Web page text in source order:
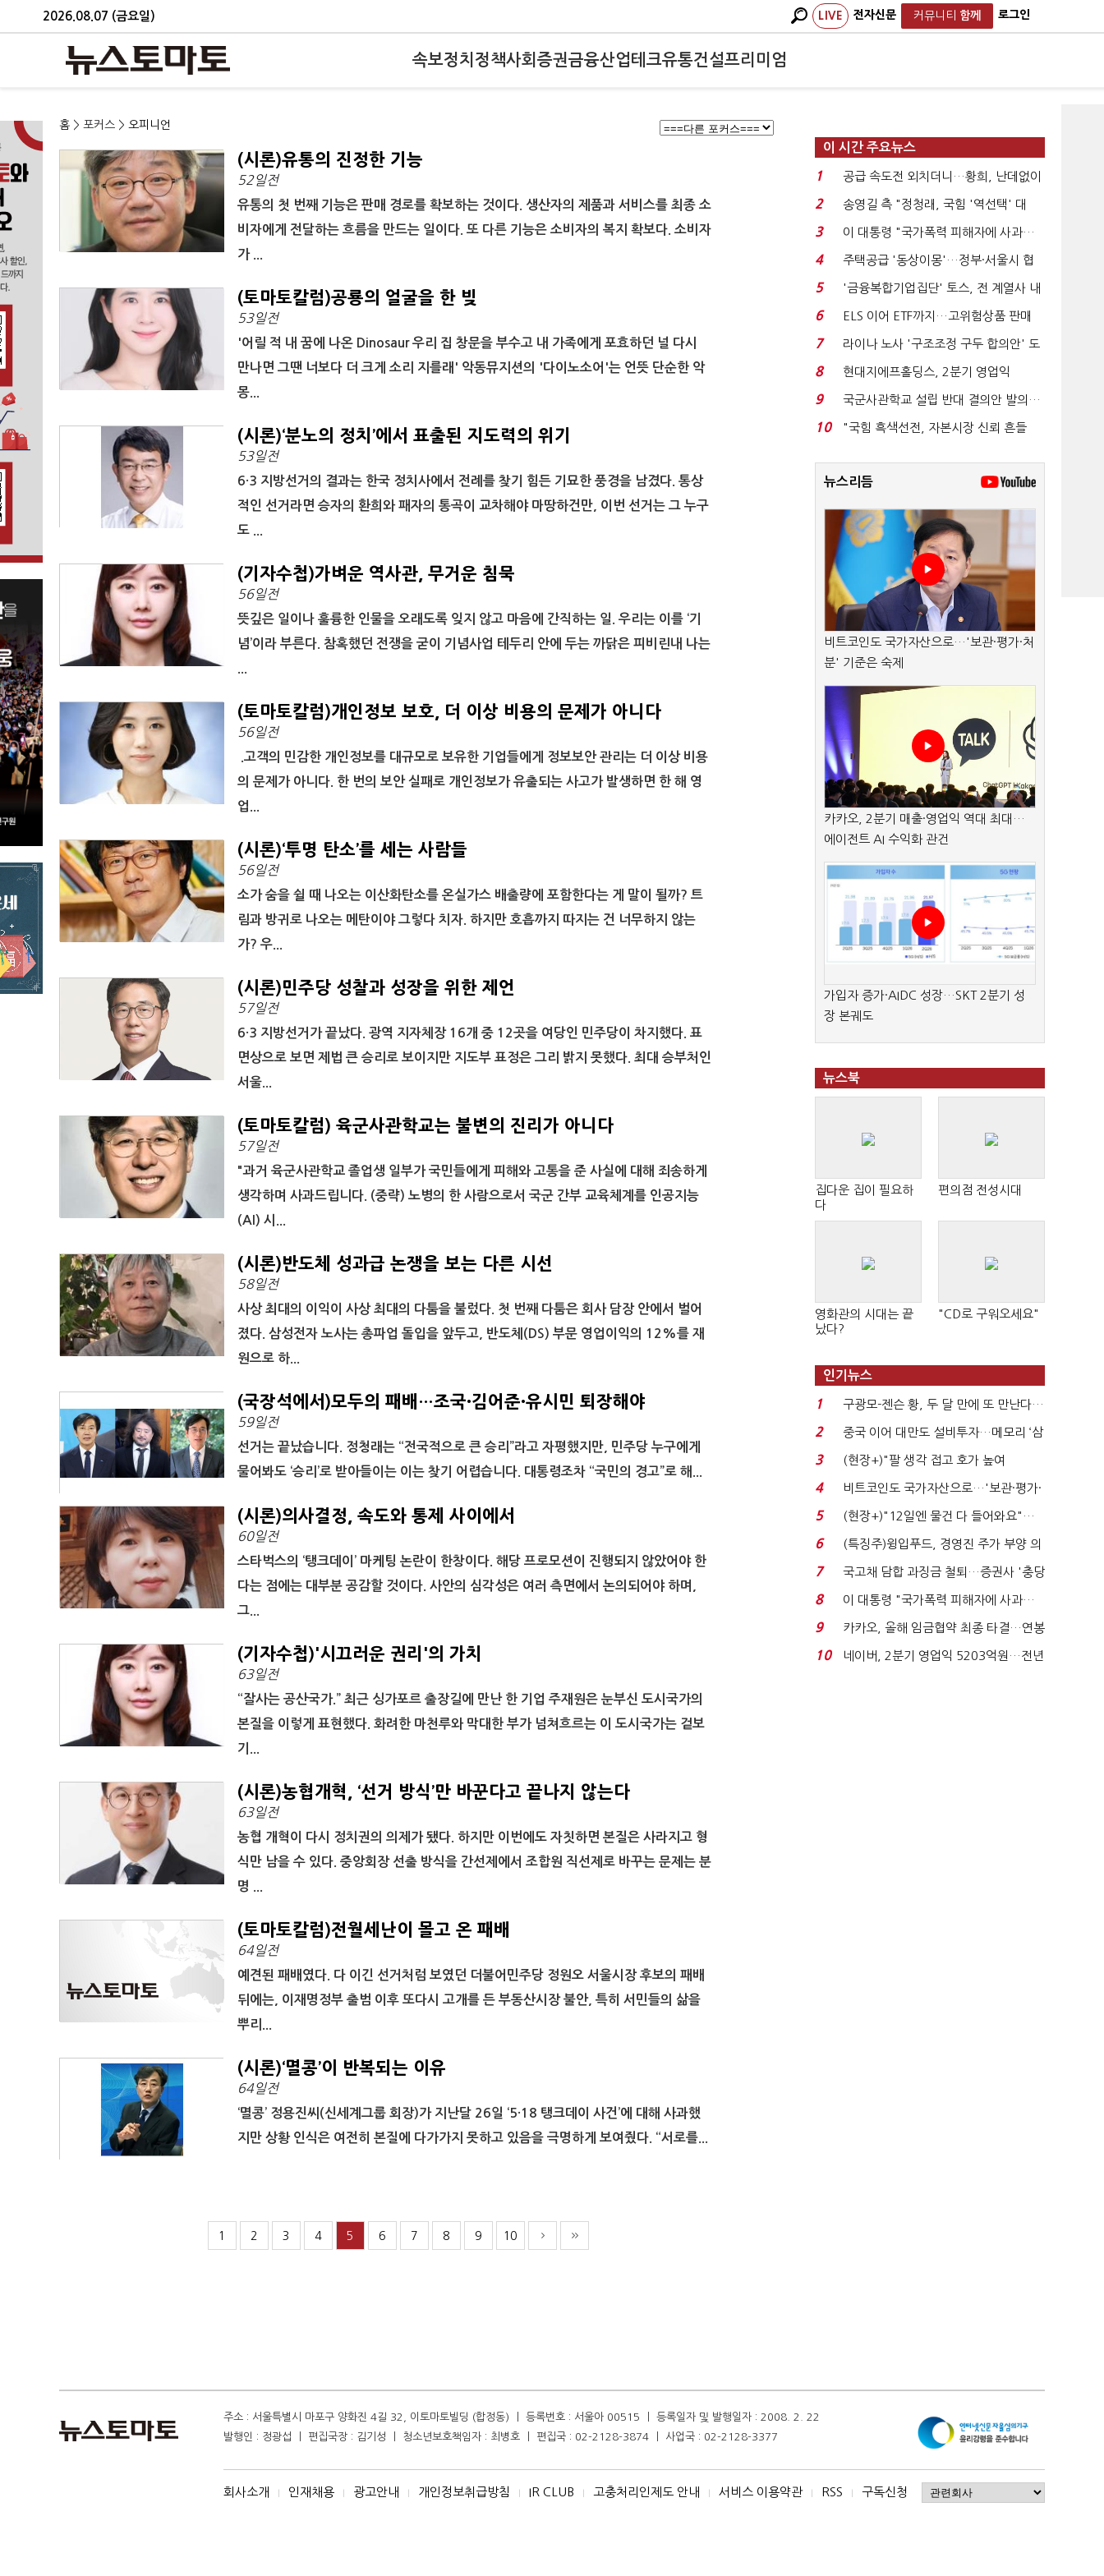
2026.08.07 (금요일) LIVE 전자신문 커뮤니티 함께 로그인
속보정치 정책사회 증권금융산업테크유통건설프리미엄
홈 > 포커스 > 오피니언
(시론)유통의 진정한 기능
52일전
유통의 첫 번째 기능은 판매 경로를 확보하는 것이다. 생산자의 제품과 서비스를 최종 소
비자에게 전달하는 흐름을 만드는 일이다. 또 다른 기능은 소비자의 복지 확보다. 소비자
가 ...
(토마토칼럼)공룡의 얼굴을 한 빚
53일전
'어릴 적 내 꿈에 나온 Dinosaur 우리 집 창문을 부수고 내 가족에게 포효하던 널 다시
만나면 그땐 너보다 더 크게 소리 지를래' 악동뮤지션의 '다이노소어'는 언뜻 단순한 악
몽...
(시론)‘분노의 정치’에서 표출된 지도력의 위기
53일전
6·3 지방선거의 결과는 한국 정치사에서 전례를 찾기 힘든 기묘한 풍경을 남겼다. 통상
적인 선거라면 승자의 환희와 패자의 통곡이 교차해야 마땅하건만, 이번 선거는 그 누구
도 ...
(기자수첩)가벼운 역사관, 무거운 침묵
56일전
뜻깊은 일이나 훌륭한 인물을 오래도록 잊지 않고 마음에 간직하는 일. 우리는 이를 ‘기
념’이라 부른다. 참혹했던 전쟁을 굳이 기념사업 테두리 안에 두는 까닭은 피비린내 나는
(토마토칼럼)개인정보 보호, 더 이상 비용의 문제가 아니다
56일전
.고객의 민감한 개인정보를 대규모로 보유한 기업들에게 정보보안 관리는 더 이상 비용
의 문제가 아니다. 한 번의 보안 실패로 개인정보가 유출되는 사고가 발생하면 한 해 영
업...
(시론)‘투명 탄소’를 세는 사람들
56일전
소가 숨을 쉴 때 나오는 이산화탄소를 온실가스 배출량에 포함한다는 게 말이 될까? 트
림과 방귀로 나오는 메탄이야 그렇다 치자. 하지만 호흡까지 따지는 건 너무하지 않는
가? 우...
(시론)민주당 성찰과 성장을 위한 제언
57일전
6·3 지방선거가 끝났다. 광역 지자체장 16개 중 12곳을 여당인 민주당이 차지했다. 표
면상으로 보면 제법 큰 승리로 보이지만 지도부 표정은 그리 밝지 못했다. 최대 승부처인
서울...
(토마토칼럼) 육군사관학교는 불변의 진리가 아니다
57일전
"과거 육군사관학교 졸업생 일부가 국민들에게 피해와 고통을 준 사실에 대해 죄송하게
생각하며 사과드립니다. (중략) 노병의 한 사람으로서 국군 간부 교육체계를 인공지능
(AI) 시...
(시론)반도체 성과급 논쟁을 보는 다른 시선
58일전
사상 최대의 이익이 사상 최대의 다툼을 불렀다. 첫 번째 다툼은 회사 담장 안에서 벌어
졌다. 삼성전자 노사는 총파업 돌입을 앞두고, 반도체(DS) 부문 영업이익의 12%를 재
원으로 하...
(국장석에서)모두의 패배…조국·김어준·유시민 퇴장해야
59일전
선거는 끝났습니다. 정청래는 “전국적으로 큰 승리”라고 자평했지만, 민주당 누구에게
물어봐도 ‘승리’로 받아들이는 이는 찾기 어렵습니다. 대통령조차 “국민의 경고”로 해...
(시론)의사결정, 속도와 통제 사이에서
60일전
스타벅스의 ‘탱크데이’ 마케팅 논란이 한창이다. 해당 프로모션이 진행되지 않았어야 한
다는 점에는 대부분 공감할 것이다. 사안의 심각성은 여러 측면에서 논의되어야 하며,
그...
(기자수첩)'시끄러운 권리'의 가치
63일전
“잘사는 공산국가.” 최근 싱가포르 출장길에 만난 한 기업 주재원은 눈부신 도시국가의
본질을 이렇게 표현했다. 화려한 마천루와 막대한 부가 넘쳐흐르는 이 도시국가는 겉보
기...
(시론)농협개혁, ‘선거 방식’만 바꾼다고 끝나지 않는다
63일전
농협 개혁이 다시 정치권의 의제가 됐다. 하지만 이번에도 자칫하면 본질은 사라지고 형
식만 남을 수 있다. 중앙회장 선출 방식을 간선제에서 조합원 직선제로 바꾸는 문제는 분
명 ...
(토마토칼럼)전월세난이 몰고 온 패배
64일전
예견된 패배였다. 다 이긴 선거처럼 보였던 더불어민주당 정원오 서울시장 후보의 패배
뒤에는, 이재명정부 출범 이후 또다시 고개를 든 부동산시장 불안, 특히 서민들의 삶을
뿌리...
(시론)‘멸콩’이 반복되는 이유
64일전
‘멸콩’ 정용진씨(신세계그룹 회장)가 지난달 26일 ‘5·18 탱크데이 사건’에 대해 사과했
지만 상황 인식은 여전히 본질에 다가가지 못하고 있음을 극명하게 보여줬다. “서로를...
1 2 3 4 5 6 7 8 9 10
이 시간 주요뉴스
1
공급 속도전 외치더니…황희, 난데없이
'폐버스 리모델링...
2
송영길 측 "정청래, 국힘 '역선택' 대
상…민주당 대표로 총...
3
이 대통령 "국가폭력 피해자에 사과…
적극적 조사로 진...
4
주택공급 '동상이몽'…정부·서울시 협
력 없으면 '공수표'...
5
'금융복합기업집단' 토스, 전 계열사 내
부통제 표준화 ...
6
ELS 이어 ETF까지…고위험상품 판매
제동 걸린 은행 ...
7
라이나 노사 '구조조정 구두 합의안' 도
출
8
현대지에프홀딩스, 2분기 영업익
15.6%↑…500억 규모 ...
9
국군사관학교 설립 반대 결의안 발의…
유용원 "정치적 ...
10
"국힘 흑색선전, 자본시장 신뢰 흔들
뉴스리듬
비트코인도 국가자산으로…'보관·평가·처
분' 기준은 숙제
카카오, 2분기 매출·영업익 역대 최대…
에이전트 AI 수익화 관건
가입자 증가·AIDC 성장…SKT 2분기 성
장 본궤도
뉴스북
집다운 집이 필요하
다
편의점 전성시대
영화관의 시대는 끝
났다?
"CD로 구워오세요"
인기뉴스
1
구광모-젠슨 황, 두 달 만에 또 만난다…
로봇·AI 등 논...
2
중국 이어 대만도 설비투자…메모리 ‘삼
국전쟁’
3
(현장+)"팔 생각 접고 호가 높여
요"…'덜 똘똘한 한 채' 20...
4
비트코인도 국가자산으로…'보관·평가·
처분' 기준은 ...
5
(현장+)"12일엔 물건 다 들어와요"…
빈 매대 채우며 문 연 ...
6
(특징주)윙입푸드, 경영진 주가 부양 의
지에 상한가...
7
국고채 담합 과징금 철퇴…증권사 '충당
금 폭탄' 우려...
8
이 대통령 "국가폭력 피해자에 사과…
적극적 조사로 진...
9
카카오, 올해 임금협약 최종 타결…연봉
6.3% 인상·격려...
10
네이버, 2분기 영업익 5203억원…전년
주소 : 서울특별시 마포구 양화진 4길 32, 이토마토빌딩 (합정동) ㅣ 등록번호 : 서울아 00515 ㅣ 등록일자 및 발행일자 : 2008. 2. 22
발행인 : 정광섭 ㅣ 편집국장 : 김기성 ㅣ 청소년보호책임자 : 최병호 ㅣ 편집국 : 02-2128-3874 ㅣ 사업국 : 02-2128-3377
회사소개 I 인재채용 I 광고안내 I 개인정보취급방침 I IR CLUB I 고충처리인제도 안내 I 서비스 이용약관 I RSS I 구독신청